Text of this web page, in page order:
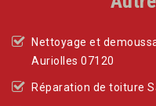
Nettoyage et
Auriolles 07120
Réparation de toiture